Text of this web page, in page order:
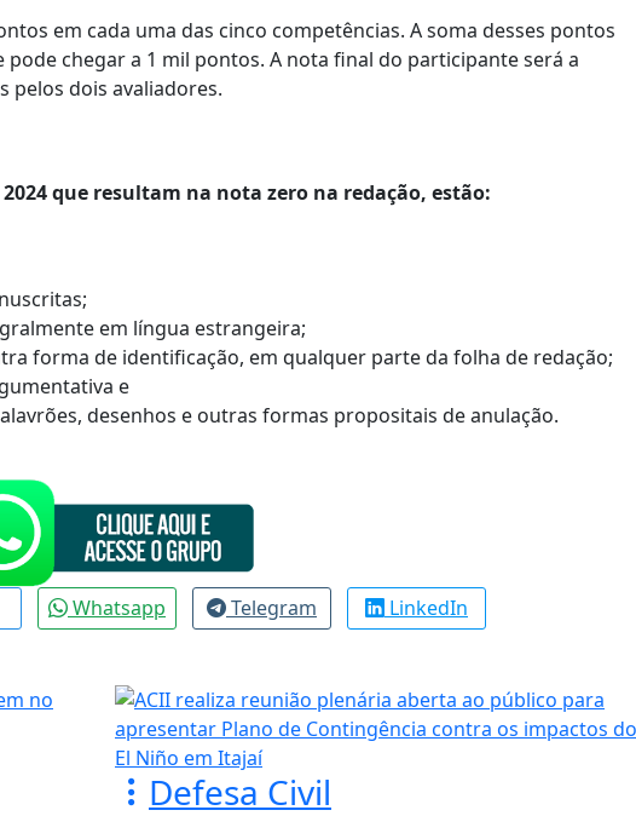
em cada uma das cinco competências. A soma desses pontos
chegar a 1 mil pontos. A nota final do participante será a
pelos dois avaliadores.
que resultam na nota zero na redação, estão:
em língua estrangeira;
forma de identificação, em qualquer parte da folha de redação;
e
desenhos e outras formas propositais de anulação.
Whatsapp Telegram LinkedIn
Defesa Civil